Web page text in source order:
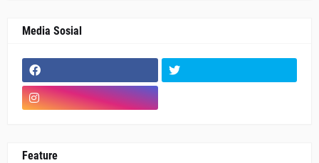
Media Sosial
Feature